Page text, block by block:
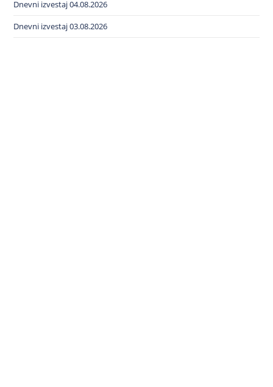
Dnevni izvestaj 04.08.2026
Dnevni izvestaj 03.08.2026